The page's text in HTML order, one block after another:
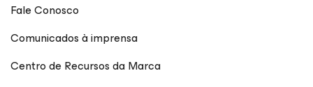
Fale Conosco
Comunicados à imprensa
Centro de Recursos da Marca